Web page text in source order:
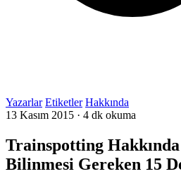
Yazarlar Etiketler Hakkında
13 Kasım 2015 · 4 dk okuma
Trainspotting
Bilinmesi Gereken 15